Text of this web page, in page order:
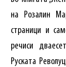
на Розалин
страници и
речиси
Руската